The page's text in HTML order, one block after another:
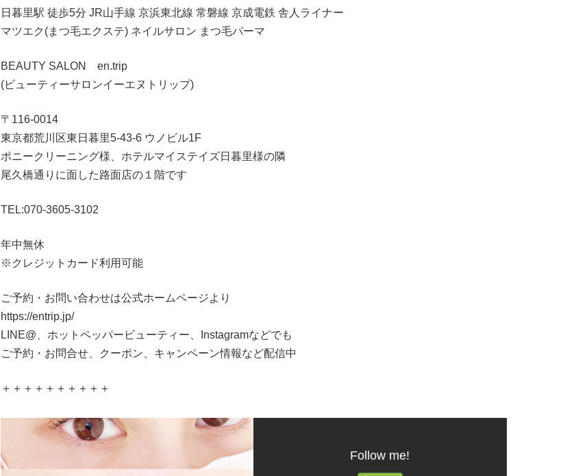
日暮里駅 徒歩5分 JR山手線 京浜東北線 常磐線 京成電鉄 舎人ライナー
マツエク(まつ毛エクステ) ネイルサロン まつ毛パーマ
BEAUTY SALON en.trip
(ビューティーサロンイーエヌトリップ)
〒116-0014
東京都荒川区東日暮里5-43-6 ウノビル1F
ポニークリーニング様、ホテルマイステイズ日暮里様の隣
尾久橋通りに面した路面店の１階です
TEL:070-3605-3102
年中無休
※クレジットカード利用可能
ご予約・お問い合わせは公式ホームページより
https://entrip.jp/
LINE@、ホットペッパービューティー、Instagramなどでも
ご予約・お問合せ、クーポン、キャンペーン情報など配信中
＋＋＋＋＋＋＋＋＋＋
Follow me!